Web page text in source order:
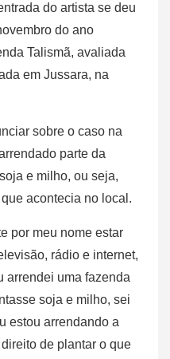
do artista se deu
do ano
Talismã, avaliada
em Jussara, na
sobre o caso na
parte da
e milho, ou seja,
acontecia no local.
por meu nome estar
rádio e internet,
arrendei uma fazenda
soja e milho, sei
estou arrendando a
de plantar o que